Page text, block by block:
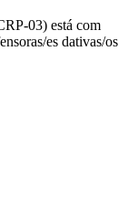
03) está com
es dativas/os